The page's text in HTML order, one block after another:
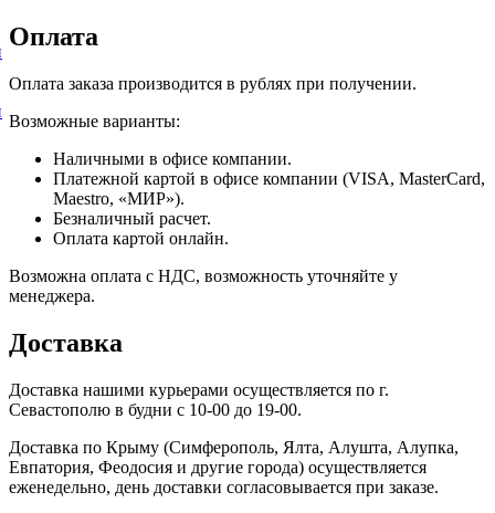
Оплата
Оплата заказа производится в рублях при получении.
Возможные варианты:
Наличными в офисе компании.
Платежной картой в офисе компании (VISA, MasterCard,
Maestro, «МИР»).
Безналичный расчет.
Оплата картой онлайн.
Возможна оплата с НДС, возможность уточняйте у
менеджера.
Доставка
Доставка нашими курьерами осуществляется по г.
Севастополю в будни с 10-00 до 19-00.
Доставка по Крыму (Симферополь, Ялта, Алушта, Алупка,
Евпатория, Феодосия и другие города) осуществляется
еженедельно, день доставки согласовывается при заказе.